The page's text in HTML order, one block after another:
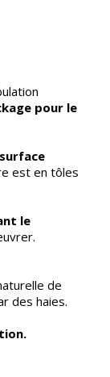
pour le
est en tôles
le
de
des haies.